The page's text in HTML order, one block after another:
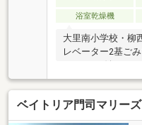
浴室乾燥機
大里南小学校・柳
レベーター2基ご
トルーム1泊5，
者様が住んでおら
です。できるだけ
のでお早めにご連
ベイトリア門司マリーズ